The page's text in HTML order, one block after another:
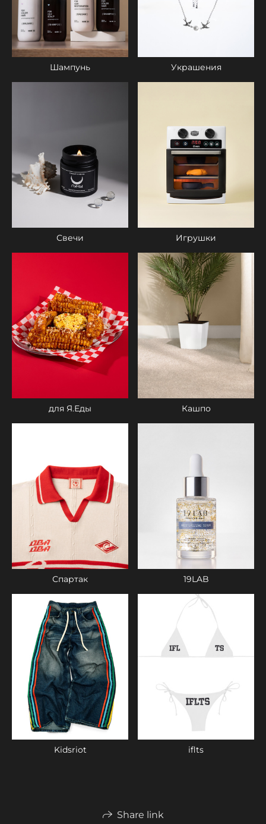
Шампунь Украшения
Свечи Игрушки
для Я.Еды Кашпо
Спартак 19LAB
Kidsriot iflts
Share link